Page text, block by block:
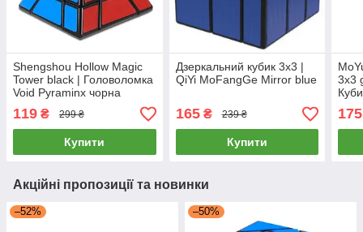
Shengshou Hollow Magic
Tower black | Головоломка
Void Pyraminx чорна
119 ₴ 299 ₴
Купити
Дзеркальний кубик 3x3 |
QiYi MoFangGe Mirror blue
165₴ 239 ₴
Купити
3x3
175
Акційні пропозиції та новинки
–52% –50%